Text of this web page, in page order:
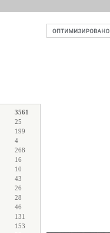
3561
25
199
4
268
16
10
43
26
28
46
131
153